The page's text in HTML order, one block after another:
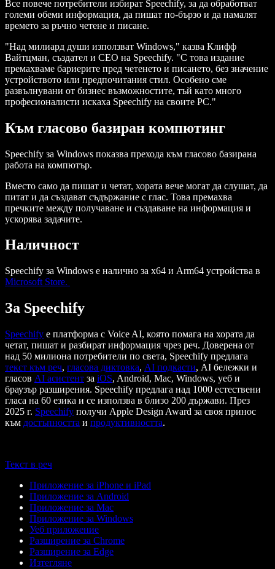
Все повече потребители избират Speechify, за да обработват
големи обеми информация, да пишат по-бързо и да намалят
времето за ръчно четене и писане.
"Над милиард души използват Windows," казва Клифф
Вайтцман, създател и CEO на Speechify. "С това издание
премахваме бариерите пред четенето и писането, без значение
устройството или предпочитания стил. Особено сме
развълнувани от бизнес възможностите, тъй като много
професионалисти искаха Speechify на своите PC."
Към гласово базиран компютинг
Speechify за Windows показва прехода към гласово базирана
работа на компютър.
Вместо само да пишат и четат, хората вече могат да слушат, да
питат и да създават съдържание с глас. Това премахва
пречките между получаване и създаване на информация и
ускорява задачите.
Наличност
Speechify за Windows е налично за x64 и Arm64 устройства в
Microsoft Store.
За Speechify
Speechify е платформа с Voice AI, която помага на хората да
четат, пишат и разбират информация чрез реч. Доверена от
над 50 милиона потребители по света, Speechify предлага
текст към реч, гласова диктовка, AI подкасти, AI бележки и
гласов AI асистент за iOS, Android, Mac, Windows, уеб и
браузър разширения. Speechify предлага над 1000 естествени
гласа на 60 езика и се използва в близо 200 държави. През
2025 г. Speechify получи Apple Design Award за своя принос
към достъпността и продуктивността.
Текст в реч
Приложение за iPhone и iPad
Приложение за Android
Приложение за Mac
Приложение за Windows
Уеб приложение
Разширение за Chrome
Разширение за Edge
Изтегляне